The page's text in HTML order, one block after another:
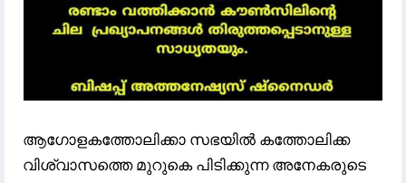
ആഗോളകത്തോലിക്കാ സഭയിൽ കത്തോലിക്ക
വിശ്വാസത്തെ മുറുകെ പിടിക്കുന്ന അനേകരുടെ